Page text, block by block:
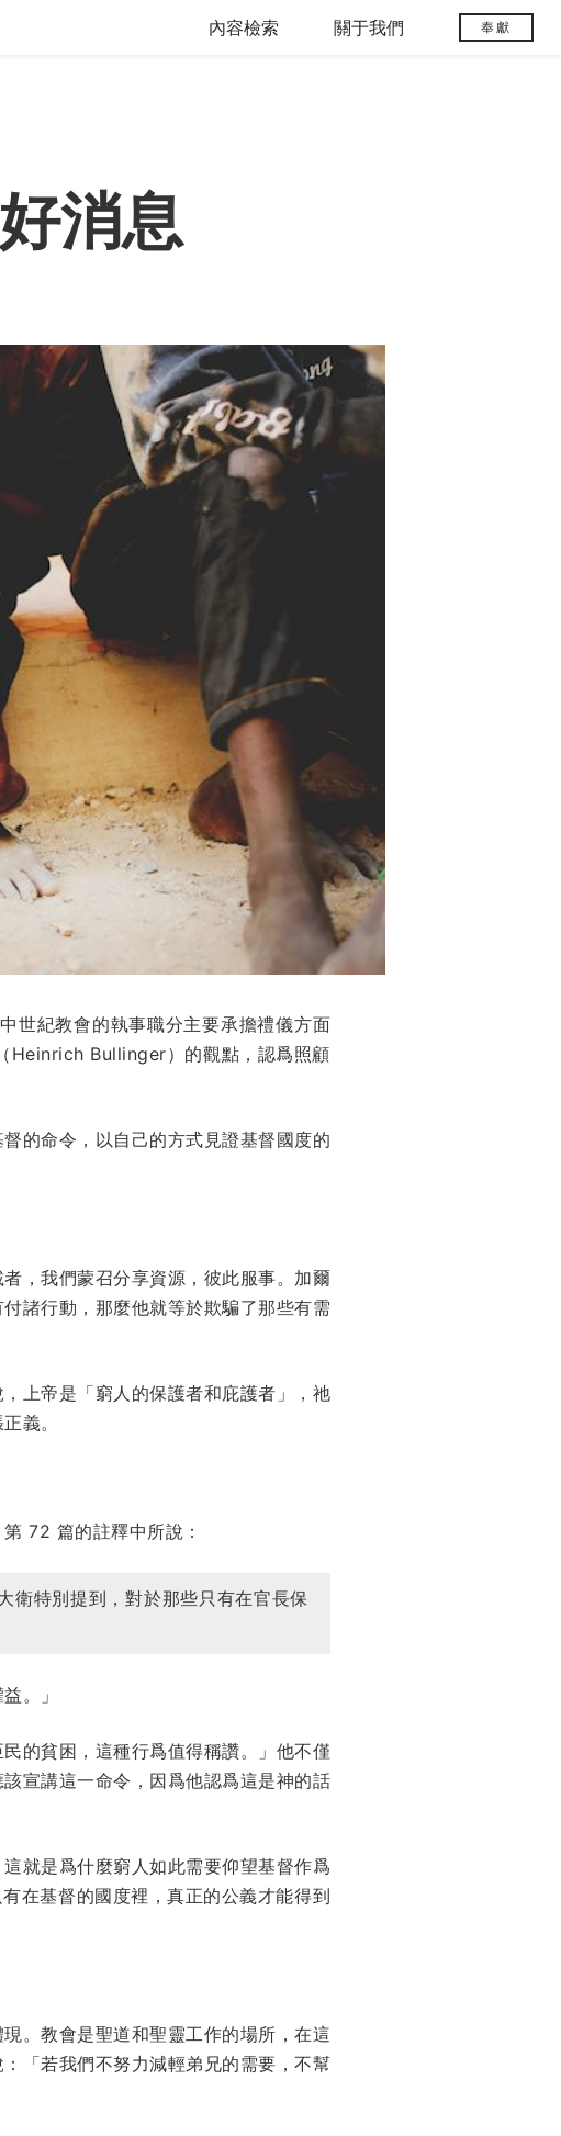
內容檢索 關于我們 奉獻
消息
世紀教會的執事職分主要承擔禮儀方面
Heinrich Bullinger）的觀點，認爲照顧
的命令，以自己的方式見證基督國度的
，我們蒙召分享資源，彼此服事。加爾
諸行動，那麼他就等於欺騙了那些有需
上帝是「窮人的保護者和庇護者」，祂
義。
72 篇的註釋中所說：
衛特別提到，對於那些只有在官長保
。」
的貧困，這種行爲值得稱讚。」他不僅
宣講這一命令，因爲他認爲這是神的話
就是爲什麼窮人如此需要仰望基督作爲
在基督的國度裡，真正的公義才能得到
。教會是聖道和聖靈工作的場所，在這
「若我們不努力減輕弟兄的需要，不幫